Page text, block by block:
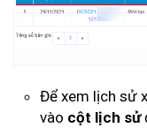
Để xem lịch sử
vào cột lịch sử